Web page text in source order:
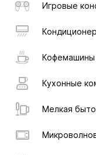
Игровые
Кофемашины
Кухонные
Мелкая